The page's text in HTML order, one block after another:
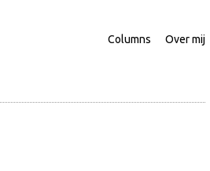
Columns Over mij